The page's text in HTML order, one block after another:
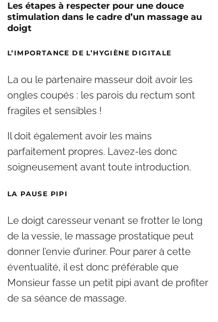
Les étapes à respecter pour une douce
stimulation dans le cadre d’un massage au
doigt
L’IMPORTANCE DE L’HYGIÈNE DIGITALE
La ou le partenaire masseur doit avoir les
ongles coupés : les parois du rectum sont
fragiles et sensibles !
Il doit également avoir les mains
parfaitement propres. Lavez-les donc
soigneusement avant toute introduction.
LA PAUSE PIPI
Le doigt caresseur venant se frotter le long
de la vessie, le massage prostatique peut
donner l’envie d’uriner. Pour parer à cette
éventualité, il est donc préférable que
Monsieur fasse un petit pipi avant de profiter
de sa séance de massage.